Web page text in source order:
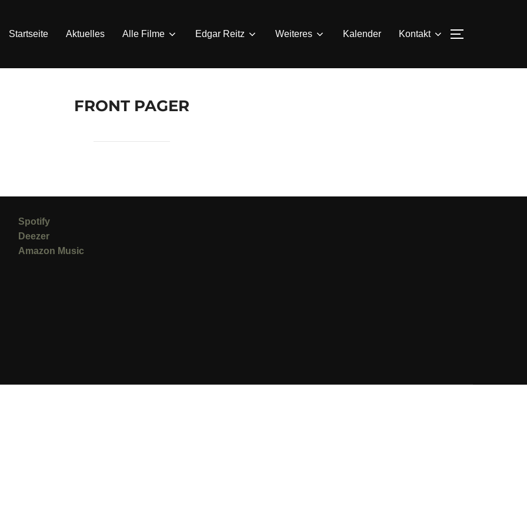
Startseite
Aktuelles Alle Filme Edgar Reitz Weiteres Kalender Kontakt
FRONT PAGER
Spotify
Deezer
Amazon Music